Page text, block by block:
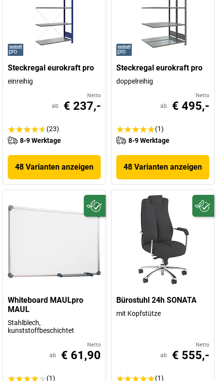
Steckregal eurokraft pro
einreihig
Netto
ab € 237,-
(23)
8-9 Werktage
48 Varianten anzeigen
Steckregal eurokraft pro
doppelreihig
Netto
ab € 495,-
(1)
8-9 Werktage
48 Varianten anzeigen
Whiteboard MAULpro
MAUL
Stahlblech,
kunststoffbeschichtet
Netto
ab € 61,90
(1)
Bürostuhl 24h SONATA
mit Kopfstütze
Netto
ab € 555,-
(1)